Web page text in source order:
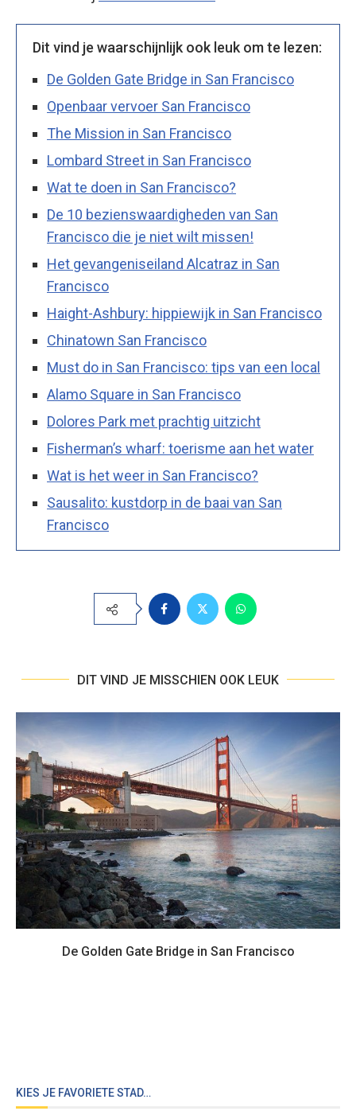
Dit vind je waarschijnlijk ook leuk om te lezen:
De Golden Gate Bridge in San Francisco
Openbaar vervoer San Francisco
The Mission in San Francisco
Lombard Street in San Francisco
Wat te doen in San Francisco?
De 10 bezienswaardigheden van San
Francisco die je niet wilt missen!
Het gevangeniseiland Alcatraz in San
Francisco
Haight-Ashbury: hippiewijk in San Francisco
Chinatown San Francisco
Must do in San Francisco: tips van een local
Alamo Square in San Francisco
Dolores Park met prachtig uitzicht
Fisherman’s wharf: toerisme aan het water
Wat is het weer in San Francisco?
Sausalito: kustdorp in de baai van San
Francisco
DIT VIND JE MISSCHIEN OOK LEUK
De Golden Gate Bridge in San Francisco
KIES JE FAVORIETE STAD…